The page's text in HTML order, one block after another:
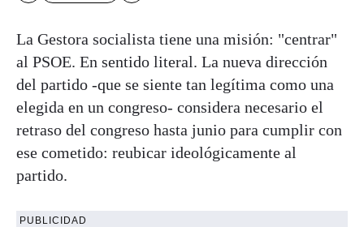
La Gestora socialista tiene una misión: "centrar"
al PSOE. En sentido literal. La nueva dirección
del partido -que se siente tan legítima como una
elegida en un congreso- considera necesario el
retraso del congreso hasta junio para cumplir con
ese cometido: reubicar ideológicamente al
partido.
PUBLICIDAD